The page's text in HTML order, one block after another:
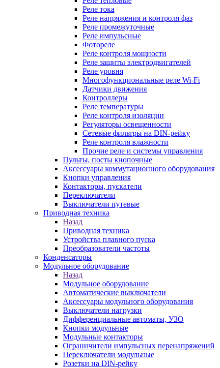
Реле тока
Реле напряжения и контроля фаз
Реле промежуточные
Реле импульсные
Фотореле
Реле контроля мощности
Реле защиты электродвигателей
Реле уровня
Многофункциональные реле Wi-Fi
Датчики движения
Контроллеры
Реле температуры
Реле контроля изоляции
Регуляторы освещенности
Сетевые фильтры на DIN-рейку
Реле контроля влажности
Прочие реле и системы управления
Пульты, посты кнопочные
Аксессуары коммутационного оборудования
Кнопки управления
Контакторы, пускатели
Переключатели
Выключатели путевые
Приводная техника
Назад
Приводная техника
Устройства плавного пуска
Преобразователи частоты
Конденсаторы
Модульное оборудование
Назад
Модульное оборудование
Автоматические выключатели
Аксессуары модульного оборудования
Выключатели нагрузки
Дифференциальные автоматы, УЗО
Кнопки модульные
Модульные контакторы
Ограничители импульсных перенапряжений
Переключатели модульные
Розетки на DIN-рейку